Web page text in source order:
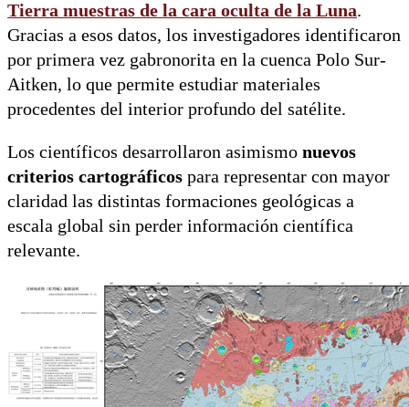
Tierra muestras de la cara oculta de la Luna.
Gracias a esos datos, los investigadores identificaron
por primera vez gabronorita en la cuenca Polo Sur-
Aitken, lo que permite estudiar materiales
procedentes del interior profundo del satélite.
Los científicos desarrollaron asimismo nuevos
criterios cartográficos para representar con mayor
claridad las distintas formaciones geológicas a
escala global sin perder información científica
relevante.